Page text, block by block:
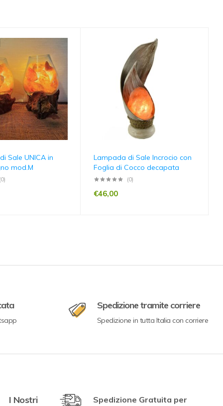
Sale UNICA in
mod.M
(0)
Lampada di Sale Incrocio con
Foglia di Cocco decapata
(0)
€46,00
Spedizione tramite corriere
Spedizione in tutta Italia con corriere
I Nostri
Spedizione Gratuita per